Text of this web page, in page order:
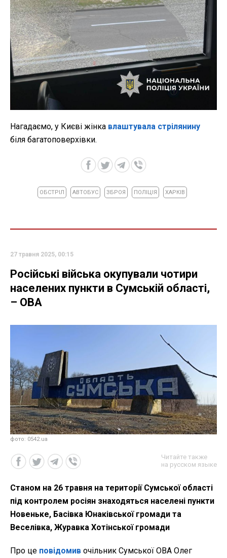
Нагадаємо, у Києві жінка влаштувала стрілянину
біля багатоповерхівки.
ОБСТРІЛ АВТОБУС ЗБРОЯ ПОЛІЦІЯ ХАРКІВ
27 травня 2025, 00:15
Російські війська окупували чотири
населених пункти в Сумській області,
– ОВА
фото: 0542.ua
Читайте также
на русском языке
Станом на 26 травня на території Сумської області
під контролем росіян знаходяться населені пункти
Новеньке, Басівка Юнаківської громади та
Веселівка, Журавка Хотінської громади
Про це повідомив очільник Сумської ОВА Олег